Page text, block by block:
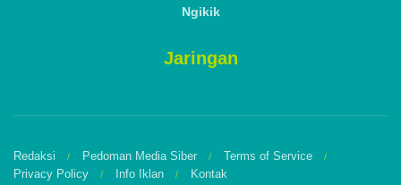
Ngikik
Jaringan
Redaksi Pedoman Media Siber
Terms of Service
Privacy Policy
Info Iklan Kontak